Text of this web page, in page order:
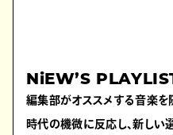
NiEW’S
編集部がオススメする音楽を
時代の機微に反応し、新しい